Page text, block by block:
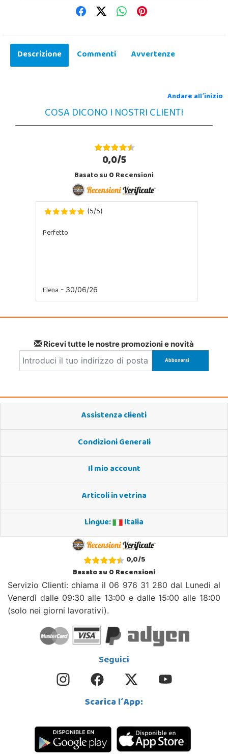
Descrizione Commenti Avvertenze
Andare all´inizio
COSA DICONO I NOSTRI CLIENTI
0,0/5
Basato su0Recensioni
(5/5)
Perfetto
Elena - 30/06/26
Ricevi tutte le nostre promozioni e novità
Assistenza clienti
Condizioni Generali
Il mio account
Articoli in vetrina
Lingue:
Italia
0,0/5
Basato su0Recensioni
Servizio Clienti: chiama il 06 976 31 280 dal Lunedi al
Venerdì dalle 09:30 alle 13:00 e dalle 15:00 alle 18:00
(solo nei giorni lavorativi).
Seguici
Scarica l´App: